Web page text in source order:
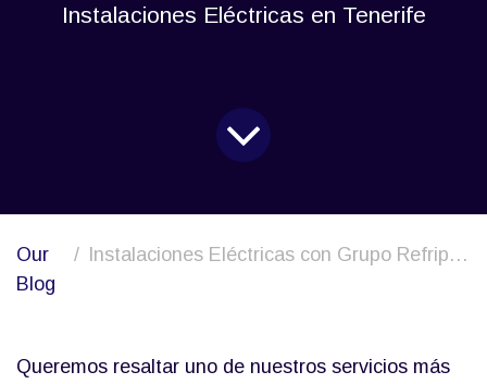
Instalaciones Eléctricas en Tenerife
Our
Blog
Instalaciones Eléctricas con Grupo Refripeca: Energía que Transforma
Queremos resaltar uno de nuestros servicios más